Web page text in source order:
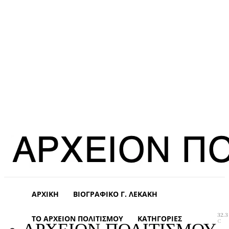
ΑΡΧΙΚΉ ΒΙΟΓΡΑΦΙΚΌ Γ. ΛΕΚΆΚΗ
ΤΟ ΑΡΧΕΊΟΝ ΠΟΛΙΤΙΣΜΟΎ ΚΑΤΗΓΟΡΊΕΣ
32.3
C